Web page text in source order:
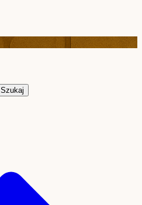
Szukaj